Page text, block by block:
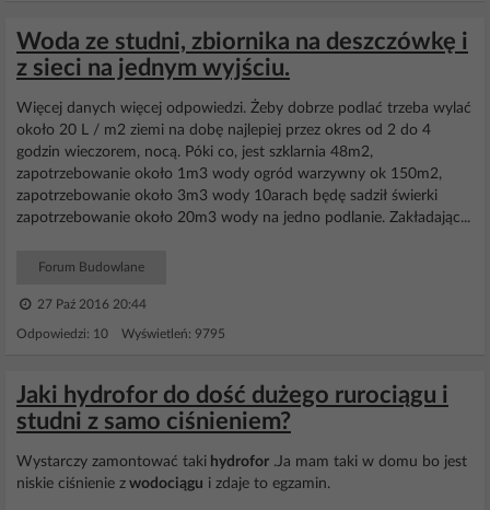
Woda ze studni, zbiornika na deszczówkę i
z sieci na jednym wyjściu.
Więcej danych więcej odpowiedzi. Żeby dobrze podlać trzeba wylać
około 20 L / m2 ziemi na dobę najlepiej przez okres od 2 do 4
godzin wieczorem, nocą. Póki co, jest szklarnia 48m2,
zapotrzebowanie około 1m3 wody ogród warzywny ok 150m2,
zapotrzebowanie około 3m3 wody 10arach będę sadził świerki
zapotrzebowanie około 20m3 wody na jedno podlanie. Zakładając...
Forum Budowlane
27 Paź 2016 20:44
Odpowiedzi: 10 Wyświetleń: 9795
Jaki hydrofor do dość dużego rurociągu i
studni z samo ciśnieniem?
Wystarczy zamontować taki hydrofor .Ja mam taki w domu bo jest
niskie ciśnienie z wodociągu i zdaje to egzamin.